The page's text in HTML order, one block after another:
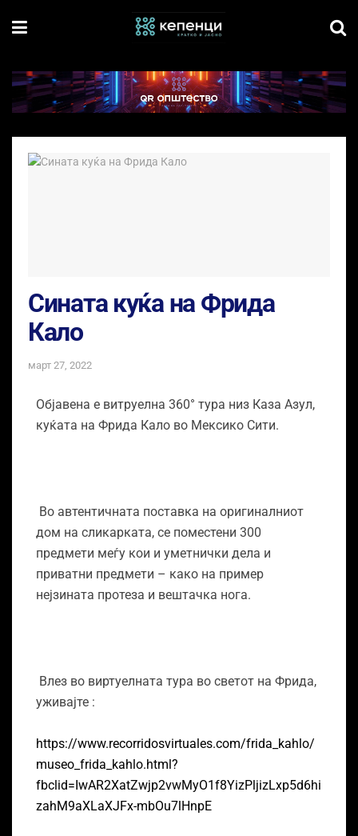
Сината куќа на Фрида
Кало
март 27, 2022
Oбјавена е витруелна 360° тура низ Каза Азул,
куќата на Фрида Кало во Мексико Сити.
Во автентичната поставка на оригиналниот
дом на сликарката, се поместени 300
предмети меѓу кои и уметнички дела и
приватни предмети – како на пример
нејзината протеза и вештачка нога.
Влез во виртуелната тура во светот на Фрида,
уживајте :
https://www.recorridosvirtuales.com/frida_kahlo/
museo_frida_kahlo.html?
fbclid=IwAR2XatZwjp2vwMyO1f8YizPljizLxp5d6hi
zahM9aXLaXJFx-mbOu7lHnpE